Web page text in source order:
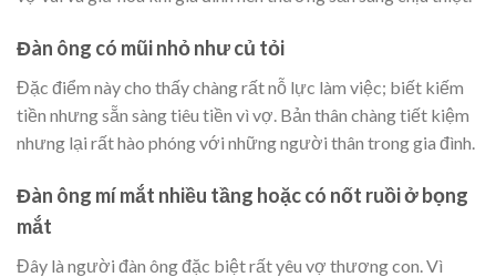
Đàn ông có mũi nhỏ như củ tỏi
Đặc điểm này cho thấy chàng rất nỗ lực làm việc; biết kiếm
tiền nhưng sẵn sàng tiêu tiền vì vợ. Bản thân chàng tiết kiệm
nhưng lại rất hào phóng với những người thân trong gia đình.
Đàn ông mí mắt nhiều tầng hoặc có nốt ruồi ở bọng
mắt
Đây là người đàn ông đặc biệt rất yêu vợ thương con. Vì